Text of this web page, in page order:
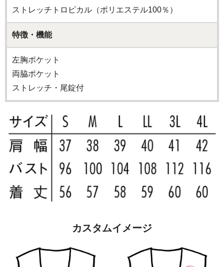
ストレッチトロピカル（ポリエステル100％）
特徴・機能
左胸ポケット
両脇ポケット
ストレッチ・尾錠付
カスタムイメージ